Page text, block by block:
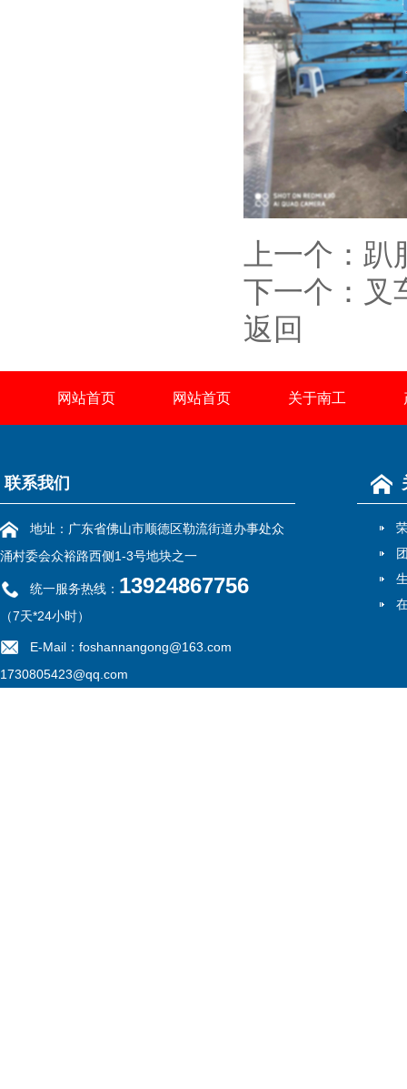
上一个： 趴
下一个： 叉
返回
网站首页 网站首页 关于南工
联系我们
地址：广东省佛山市顺德区勒流街道办事处众
涌村委会众裕路西侧1-3号地块之一
统一服务热线： 13924867756
（7天*24小时）
E-Mail：foshannangong@163.com
1730805423@qq.com